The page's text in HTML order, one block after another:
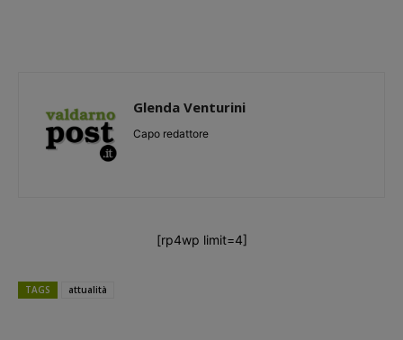
Glenda Venturini
Capo redattore
[rp4wp limit=4]
TAGS attualità